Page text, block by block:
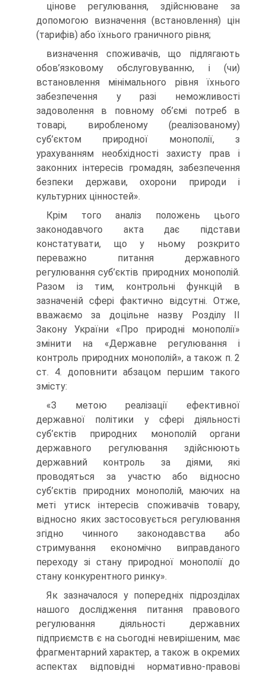
цінове регулювання, здійснюване за
допомогою визначення (встановлення) цін
(тарифів) або їхнього граничного рівня;
визначення споживачів, що підлягають
обов’язковому обслуговуванню, і (чи)
встановлення мінімального рівня їхнього
забезпечення у разі неможливості
задоволення в повному об’ємі потреб в
товарі, виробленому (реалізованому)
суб’єктом природної монополії, з
урахуванням необхідності захисту прав і
законних інтересів громадян, забезпечення
безпеки держави, охорони природи і
культурних цінностей».
Крім того аналіз положень цього
законодавчого акта дає підстави
констатувати, що у ньому розкрито
переважно питання державного
регулювання суб’єктів природних монополій.
Разом із тим, контрольні функцій в
зазначеній сфері фактично відсутні. Отже,
вважаємо за доцільне назву Розділу ІІ
Закону України «Про природні монополії»
змінити на «Державне регулювання і
контроль природних монополій», а також п. 2
ст. 4. доповнити абзацом першим такого
змісту:
«З метою реалізації ефективної
державної політики у сфері діяльності
суб’єктів природних монополій органи
державного регулювання здійснюють
державний контроль за діями, які
проводяться за участю або відносно
суб’єктів природних монополій, маючих на
меті утиск інтересів споживачів товару,
відносно яких застосовується регулювання
згідно чинного законодавства або
стримування економічно виправданого
переходу зі стану природної монополії до
стану конкурентного ринку».
Як зазначалося у попередніх підрозділах
нашого дослідження питання правового
регулювання діяльності державних
підприємств є на сьогодні невирішеним, має
фрагментарний характер, а також в окремих
аспектах відповідні нормативно-правові